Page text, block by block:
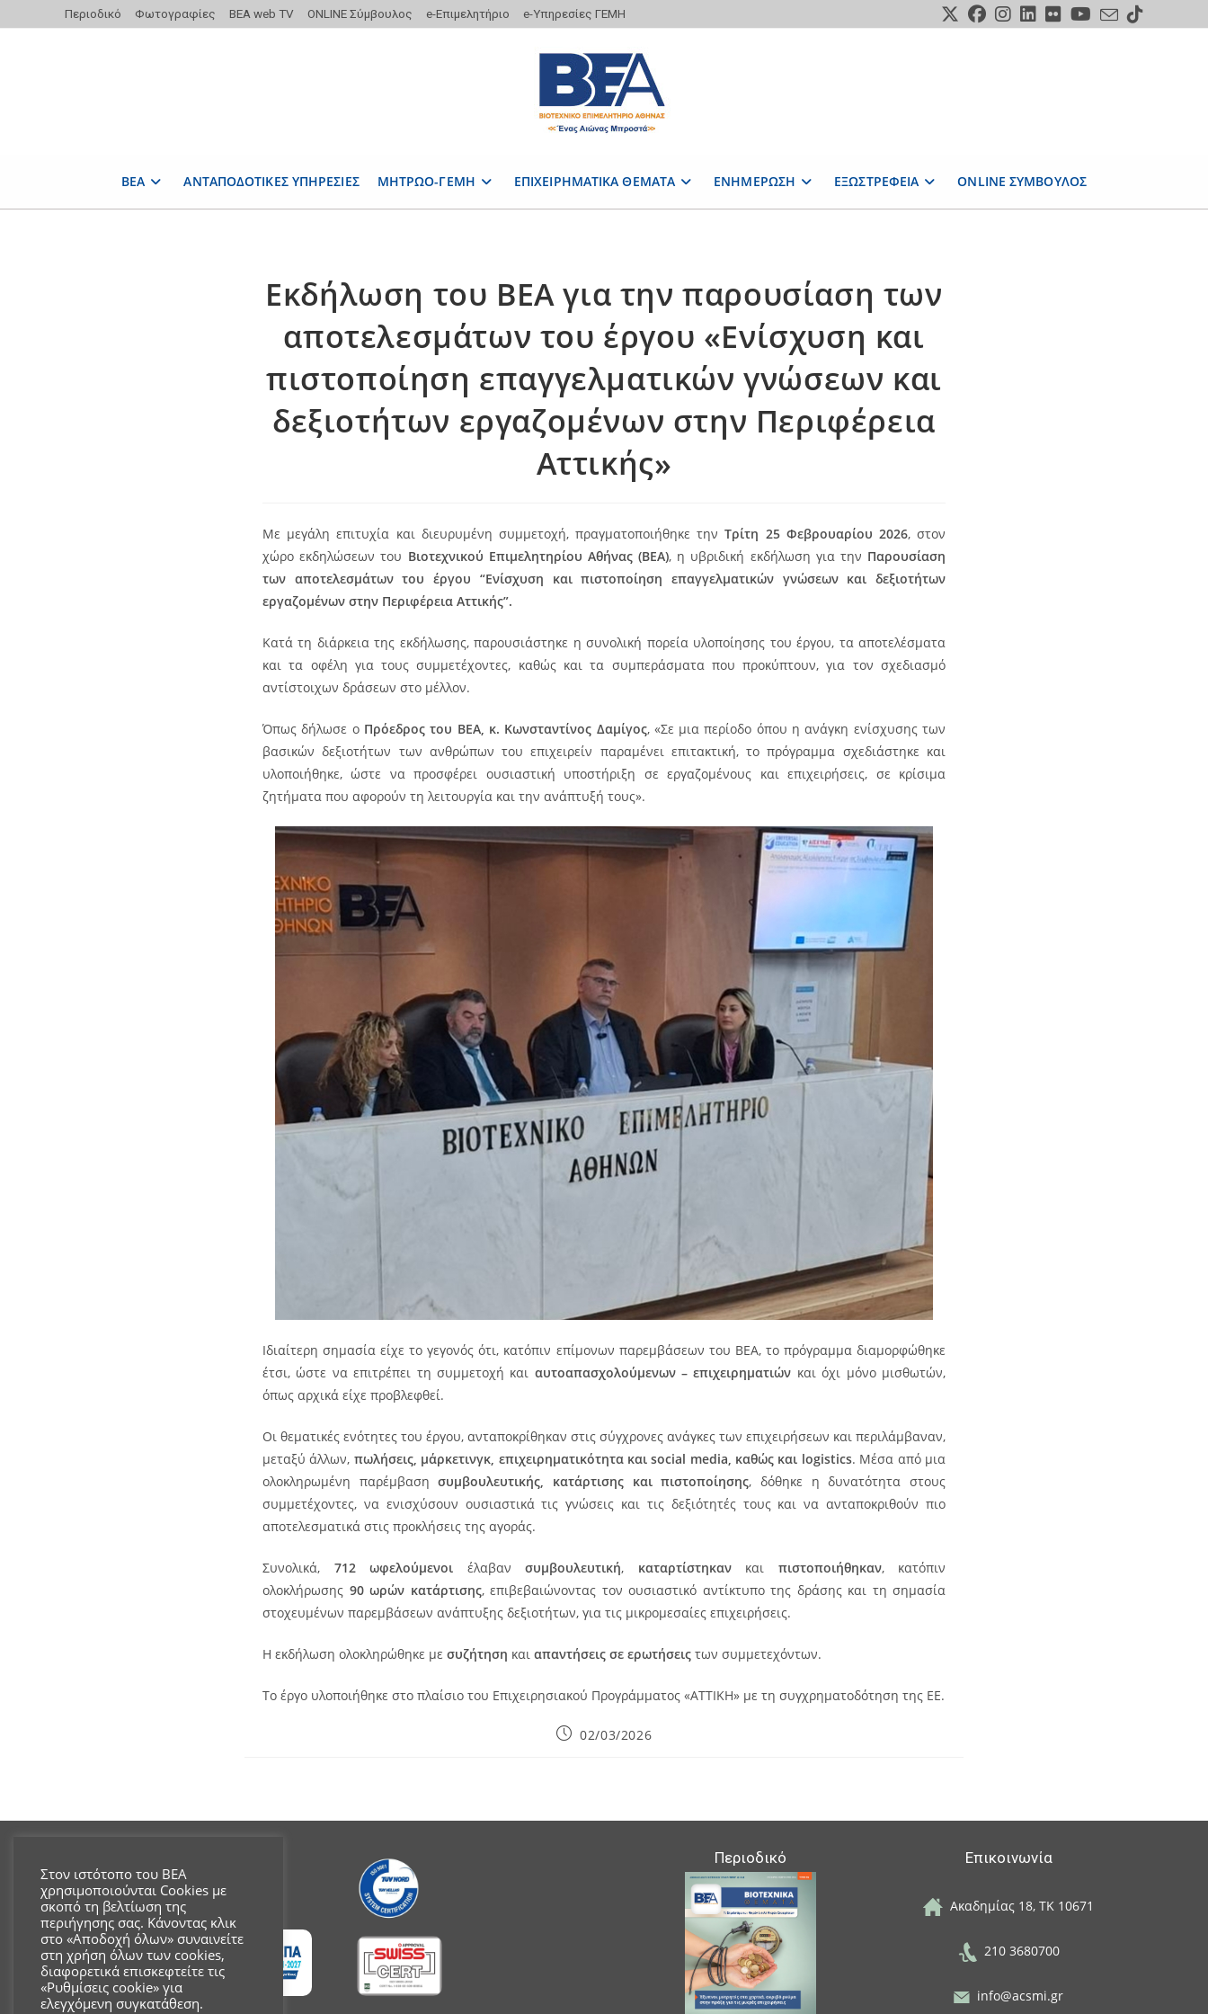
to
Περιοδικό Φωτογραφίες ΒΕΑ web TV ONLINE Σύμβουλος e-Επιμελητήριο e-Υπηρεσίες ΓΕΜΗ
ΒΕΑ ΑΝΤΑΠΟΔΟΤΙΚΕΣ ΥΠΗΡΕΣΙΕΣ ΜΗΤΡΩΟ-ΓΕΜΗ ΕΠΙΧΕΙΡΗΜΑΤΙΚΑ ΘΕΜΑΤΑ ΕΝΗΜΕΡΩΣΗ ΕΞΩΣΤΡΕΦΕΙΑ ONLINE ΣΥΜΒΟΥΛΟΣ
Εκδήλωση του ΒΕΑ για την παρουσίαση των
αποτελεσμάτων του έργου «Ενίσχυση και
πιστοποίηση επαγγελματικών γνώσεων και
δεξιοτήτων εργαζομένων στην Περιφέρεια
Αττικής»
Με μεγάλη επιτυχία και διευρυμένη συμμετοχή, πραγματοποιήθηκε τηνΤρίτη 25 Φεβρουαρίου 2026, στον
χώρο εκδηλώσεων του Βιοτεχνικού Επιμελητηρίου Αθήνας (ΒΕΑ), η υβριδική εκδήλωση για την Παρουσίαση
των αποτελεσμάτων του έργου “Ενίσχυση και πιστοποίηση επαγγελματικών γνώσεων και δεξιοτήτων
εργαζομένων στην Περιφέρεια Αττικής”.
Κατά τη διάρκεια της εκδήλωσης, παρουσιάστηκε η συνολική πορεία υλοποίησης του έργου, τα αποτελέσματα
και τα οφέλη για τους συμμετέχοντες, καθώς και τα συμπεράσματα που προκύπτουν, για τον σχεδιασμό
αντίστοιχων δράσεων στο μέλλον.
Όπως δήλωσε ο Πρόεδρος του ΒΕΑ, κ. Κωνσταντίνος Δαμίγος, «Σε μια περίοδο όπου η ανάγκη ενίσχυσης των
βασικών δεξιοτήτων των ανθρώπων του επιχειρείν παραμένει επιτακτική, το πρόγραμμα σχεδιάστηκε και
υλοποιήθηκε, ώστε να προσφέρει ουσιαστική υποστήριξη σε εργαζομένους και επιχειρήσεις, σε κρίσιμα
ζητήματα που αφορούν τη λειτουργία και την ανάπτυξή τους».
Ιδιαίτερη σημασία είχε το γεγονός ότι, κατόπιν επίμονων παρεμβάσεων του ΒΕΑ, το πρόγραμμα διαμορφώθηκε
έτσι, ώστε να επιτρέπει τη συμμετοχή και αυτοαπασχολούμενων – επιχειρηματιών και όχι μόνο μισθωτών,
όπως αρχικά είχε προβλεφθεί.
Οι θεματικές ενότητες του έργου, ανταποκρίθηκαν στις σύγχρονες ανάγκες των επιχειρήσεων και περιλάμβαναν,
μεταξύ άλλων, πωλήσεις, μάρκετινγκ, επιχειρηματικότητα και social media, καθώς και logistics. Μέσα από μια
ολοκληρωμένη παρέμβασησυμβουλευτικής, κατάρτισης και πιστοποίησης, δόθηκε η δυνατότητα στους
συμμετέχοντες, να ενισχύσουν ουσιαστικά τις γνώσεις και τις δεξιότητές τους και να ανταποκριθούν πιο
αποτελεσματικά στις προκλήσεις της αγοράς.
Συνολικά, 712 ωφελούμενοι έλαβαν συμβουλευτική, καταρτίστηκανκαι πιστοποιήθηκαν, κατόπιν
ολοκλήρωσης 90 ωρών κατάρτισης, επιβεβαιώνοντας τον ουσιαστικό αντίκτυπο της δράσης και τη σημασία
στοχευμένων παρεμβάσεων ανάπτυξης δεξιοτήτων, για τις μικρομεσαίες επιχειρήσεις.
Η εκδήλωση ολοκληρώθηκε με συζήτηση και απαντήσεις σε ερωτήσεις των συμμετεχόντων.
Το έργο υλοποιήθηκε στο πλαίσιο του Επιχειρησιακού Προγράμματος «ΑΤΤΙΚΗ» με τη συγχρηματοδότηση της ΕΕ.
Post02/03/2026
Περιοδικό Επικοινωνία
Ακαδημίας 18, ΤΚ 10671
210 3680700
info@acsmi.gr
Στον ιστότοπο του ΒΕΑ
χρησιμοποιούνται Cookies με
σκοπό τη βελτίωση της
περιήγησης σας. Κάνοντας κλικ
στο «Αποδοχή όλων» συναινείτε
στη χρήση όλων των cookies,
διαφορετικά επισκεφτείτε τις
«Ρυθμίσεις cookie» για
ελεγχόμενη συγκατάθεση.